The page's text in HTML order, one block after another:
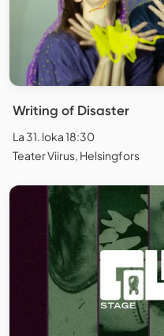
Writing of Disaster
La 31. loka 18:30
Teater Viirus, Helsingfors